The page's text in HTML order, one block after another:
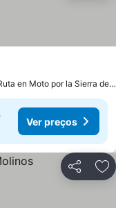
en Moto por la Sierra de
Ver preços
Partilhar